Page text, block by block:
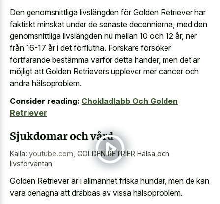
Den genomsnittliga livslängden för Golden Retriever har
faktiskt minskat under de senaste decennierna , med den
genomsnittliga livslängden nu mellan 10 och 12 år, ner
från 16-17 år i det förflutna. Forskare försöker
fortfarande bestämma varför detta händer, men det är
möjligt att Golden Retrievers upplever mer cancer och
andra hälsoproblem.
Consider reading: Chokladlabb Och Golden
Retriever
Sjukdomar och vård
Källa: youtube.com GOLDEN RETRIER Hälsa och
livsförväntan
Golden Retriever är i allmänhet friska hundar, men de kan
vara benägna att drabbas av vissa hälsoproblem.